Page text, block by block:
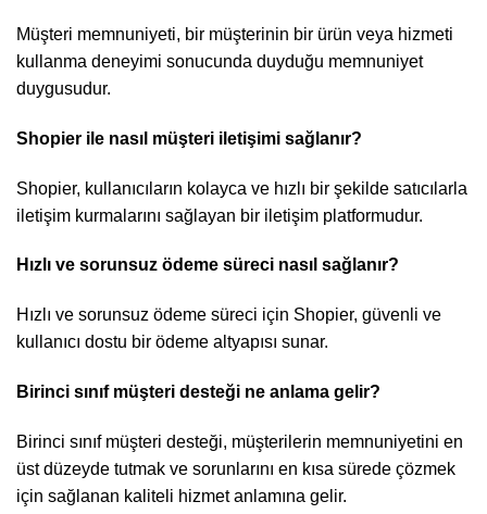
Müşteri memnuniyeti, bir müşterinin bir ürün veya hizmeti
kullanma deneyimi sonucunda duyduğu memnuniyet
duygusudur.
Shopier ile nasıl müşteri iletişimi sağlanır?
Shopier, kullanıcıların kolayca ve hızlı bir şekilde satıcılarla
iletişim kurmalarını sağlayan bir iletişim platformudur.
Hızlı ve sorunsuz ödeme süreci nasıl sağlanır?
Hızlı ve sorunsuz ödeme süreci için Shopier, güvenli ve
kullanıcı dostu bir ödeme altyapısı sunar.
Birinci sınıf müşteri desteği ne anlama gelir?
Birinci sınıf müşteri desteği, müşterilerin memnuniyetini en
üst düzeyde tutmak ve sorunlarını en kısa sürede çözmek
için sağlanan kaliteli hizmet anlamına gelir.